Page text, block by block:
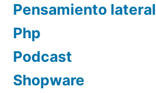
Pensamiento lateral
Php
Podcast
Shopware